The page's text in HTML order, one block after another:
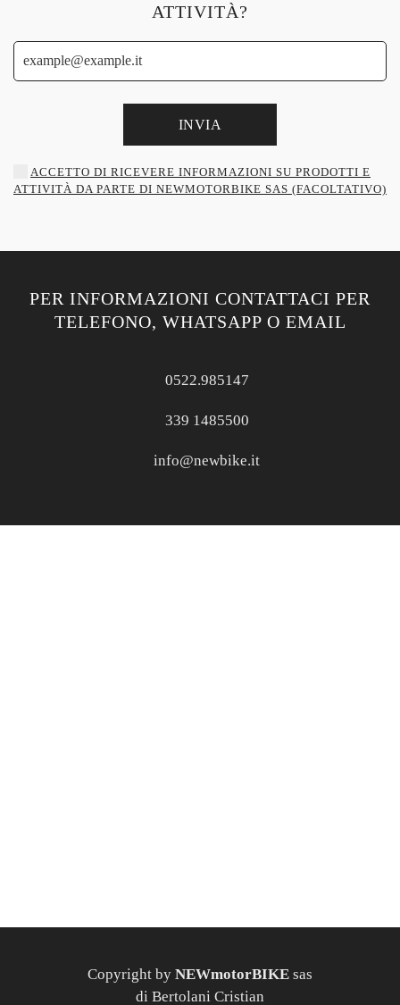
ATTIVITÀ?
INVIA
ACCETTO DI RICEVERE INFORMAZIONI SU PRODOTTI E
ATTIVITÀ DA PARTE DI NEWMOTORBIKE SAS (FACOLTATIVO)
PER INFORMAZIONI CONTATTACI PER
TELEFONO, WHATSAPP O EMAIL
0522.985147
339 1485500
info@newbike.it
Copyright by NEWmotorBIKE sas
di Bertolani Cristian